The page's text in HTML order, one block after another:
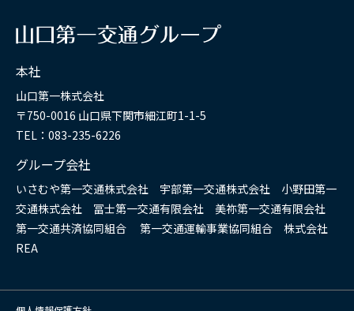
本社
山口第一株式会社
〒750-0016 山口県下関市細江町1-1-5
TEL：083-235-6226
グループ会社
いさむや第一交通株式会社 宇部第一交通株式会社 小野田第一
交通株式会社 冨士第一交通有限会社 美祢第一交通有限会社
第一交通共済協同組合 第一交通運輸事業協同組合 株式会社
REA